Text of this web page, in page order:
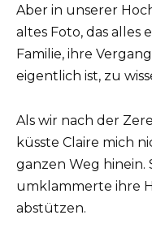
Aber in unserer
altes Foto, das alles
Familie, ihre
eigentlich ist, zu
Als wir nach der
küsste Claire mich
ganzen Weg hinein.
umklammerte ihre
abstützen.